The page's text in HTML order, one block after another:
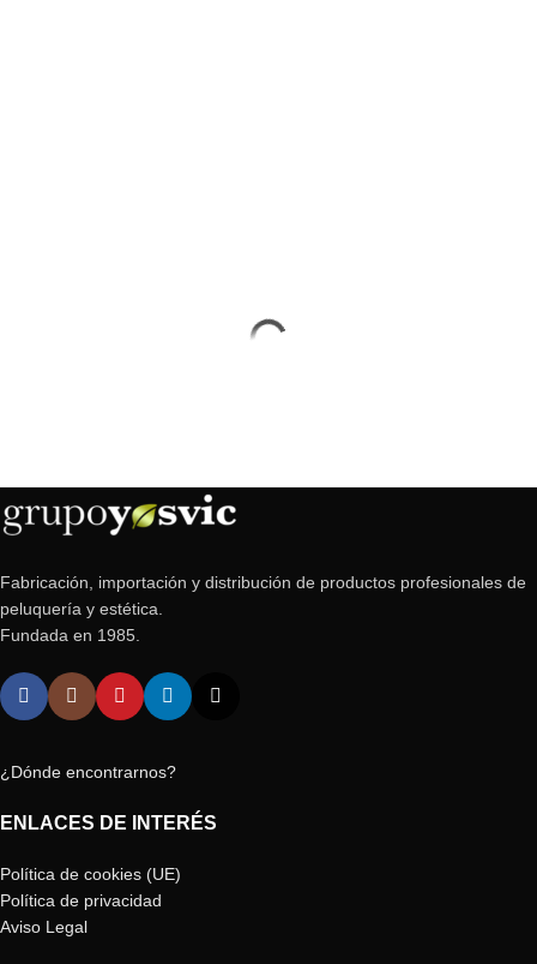
Fabricación, importación y distribución de productos profesionales de
peluquería y estética.
Fundada en 1985.
¿Dónde encontrarnos?
ENLACES DE INTERÉS
Política de cookies (UE)
Política de privacidad
Aviso Legal